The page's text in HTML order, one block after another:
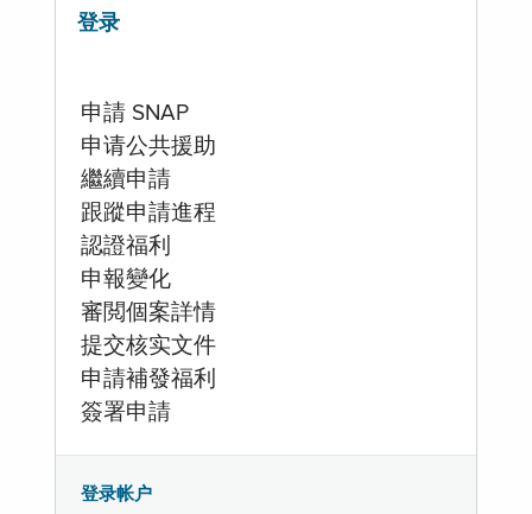
登录
申請 SNAP
申请公共援助
繼續申請
跟蹤申請進程
認證福利
申報變化
審閲個案詳情
提交核实文件
申請補發福利
簽署申請
登录帐户